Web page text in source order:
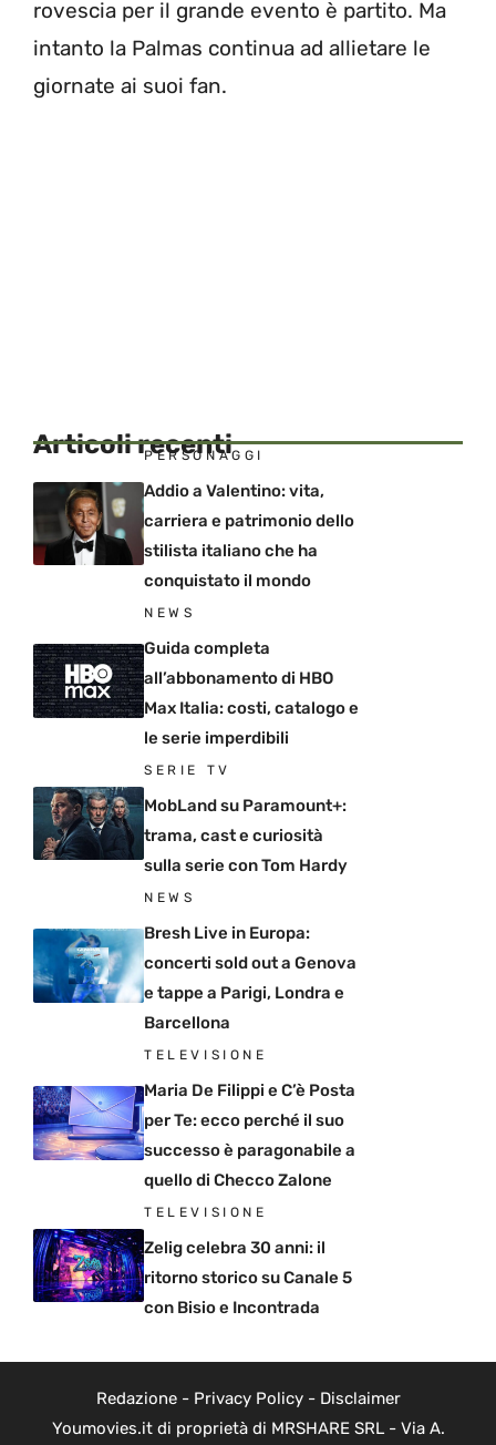
rovescia per il grande evento è partito. Ma
intanto la Palmas continua ad allietare le
giornate ai suoi fan.
Articoli recenti
PERSONAGGI
Addio a Valentino: vita,
carriera e patrimonio dello
stilista italiano che ha
conquistato il mondo
NEWS
Guida completa
all’abbonamento di HBO
Max Italia: costi, catalogo e
le serie imperdibili
SERIE TV
MobLand su Paramount+:
trama, cast e curiosità
sulla serie con Tom Hardy
NEWS
Bresh Live in Europa:
concerti sold out a Genova
e tappe a Parigi, Londra e
Barcellona
TELEVISIONE
Maria De Filippi e C’è Posta
per Te: ecco perché il suo
successo è paragonabile a
quello di Checco Zalone
TELEVISIONE
Zelig celebra 30 anni: il
ritorno storico su Canale 5
con Bisio e Incontrada
Redazione- Privacy Policy- Disclaimer
Youmovies.it di proprietà di MRSHARE SRL - Via A.